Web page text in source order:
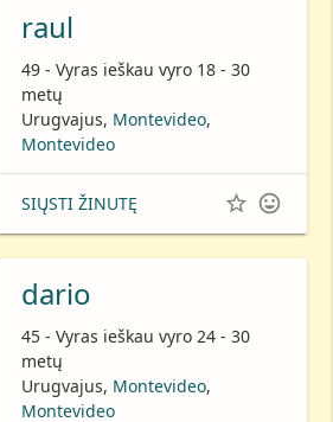
raul
49 - Vyras ieškau vyro 18 - 30
metų
Urugvajus, Montevideo,
Montevideo
SIŲSTI ŽINUTĘ  
dario
45 - Vyras ieškau vyro 24 - 30
metų
Urugvajus, Montevideo,
Montevideo